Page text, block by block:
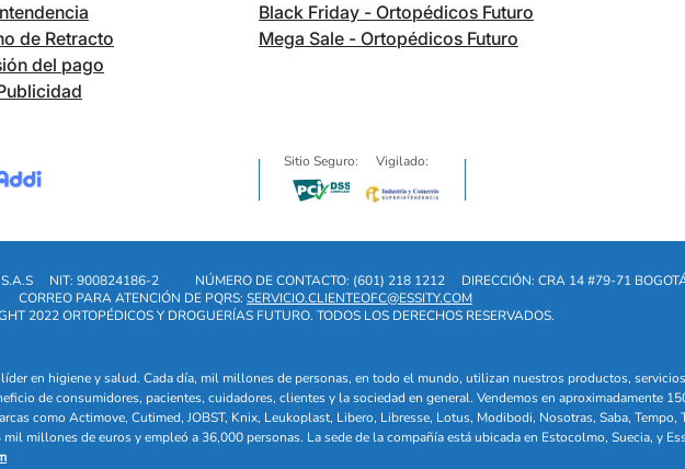
de Retracto
del pago
Black Friday - Ortopédicos Futuro
Mega Sale - Ortopédicos Futuro
Sitio Seguro: Vigilado:
NIT: 900824186-2 NÚMERO DE CONTACTO: (601) 218 1212
DIRECCIÓN: CRA 14 #79-71
CORREO PARA ATENCIÓN DE PQRS: SERVICIO.CLIENTEOFC@ESSITY.COM
2022 ORTOPÉDICOS Y DROGUERÍAS FUTURO. TODOS LOS DERECHOS RESERVADOS.
en higiene y salud. Cada día, mil millones de personas, en todo el mundo, utilizan nuestros productos,
de consumidores, pacientes, cuidadores, clientes y la sociedad en general. Vendemos en aproximadamente
como Actimove, Cutimed, JOBST, Knix, Leukoplast, Libero, Libresse, Lotus, Modibodi, Nosotras, Saba, Tempo,
millones de euros y empleó a 36,000 personas. La sede de la compañía está ubicada en Estocolmo, Suecia, y